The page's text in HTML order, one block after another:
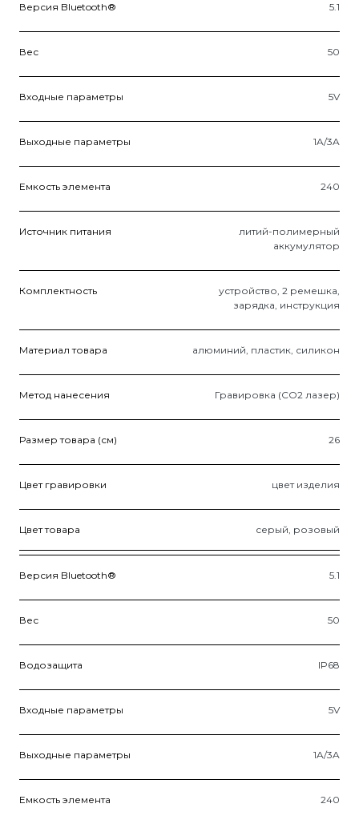
Версия Bluetooth® 5.1
Вес 50
Входные параметры 5V
Выходные параметры 1A/3A
Емкость элемента 240
Источник питания
литий-полимерный
аккумулятор
Комплектность
устройство, 2 ремешка,
зарядка, инструкция
Материал товара алюминий, пластик, силикон
Метод нанесения Гравировка (CO2 лазер)
Размер товара (см) 26
Цвет гравировки цвет изделия
Цвет товара серый, розовый
Версия Bluetooth® 5.1
Вес 50
Водозащита IP68
Входные параметры 5V
Выходные параметры 1A/3A
Емкость элемента 240